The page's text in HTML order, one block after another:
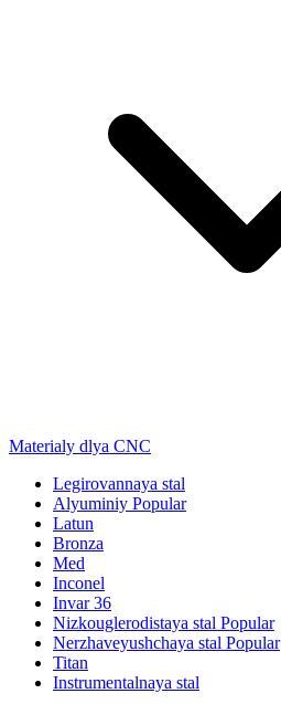
Materialy dlya CNC
Legirovannaya stal
Alyuminiy Popular
Latun
Bronza
Med
Inconel
Invar 36
Nizkouglerodistaya stal Popular
Nerzhaveyushchaya stal Popular
Titan
Instrumentalnaya stal